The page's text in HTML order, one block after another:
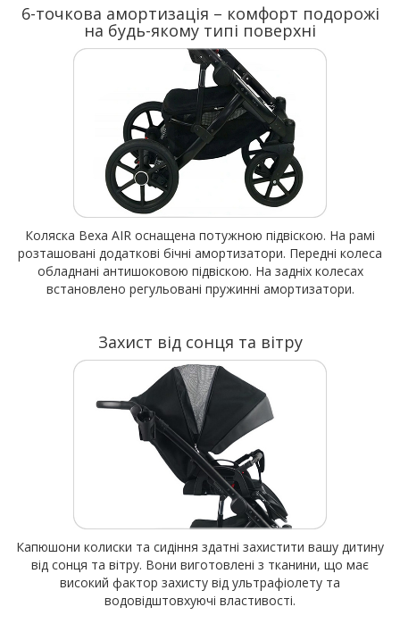
6-точкова амортизація – комфорт подорожі
на будь-якому типі поверхні
Коляска Bexa AIR оснащена потужною підвіскою. На рамі
розташовані додаткові бічні амортизатори. Передні колеса
обладнані антишоковою підвіскою. На задніх колесах
встановлено регульовані пружинні амортизатори.
Захист від сонця та вітру
Капюшони колиски та сидіння здатні захистити вашу дитину
від сонця та вітру. Вони виготовлені з тканини, що має
високий фактор захисту від ультрафіолету та
водовідштовхуючі властивості.